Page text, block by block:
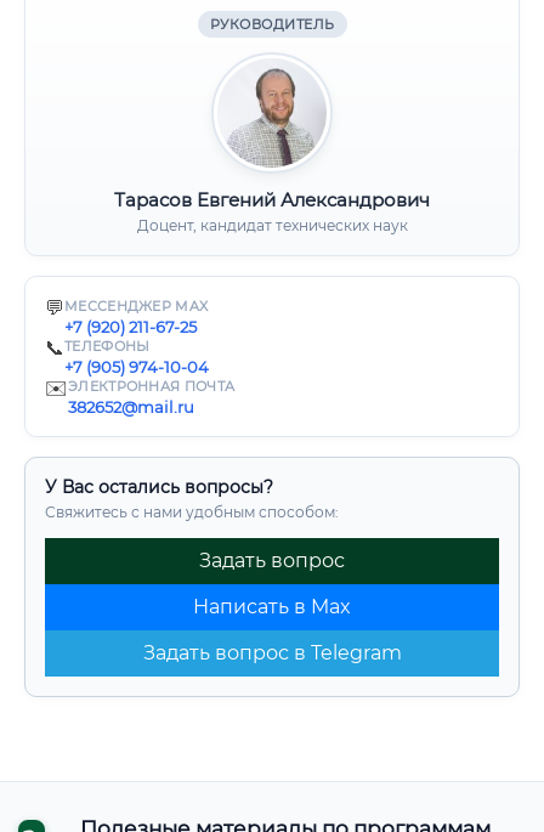
РУКОВОДИТЕЛЬ
Тарасов Евгений Александрович
Доцент, кандидат технических наук
💬 МЕССЕНДЖЕР MAX
+7 (920) 211-67-25
📞ТЕЛЕФОНЫ
+7 (905) 974-10-04
✉️ЭЛЕКТРОННАЯ ПОЧТА
382652@mail.ru
У Вас остались вопросы?
Свяжитесь с нами удобным способом:
Задать вопрос
Написать в Max
Задать вопрос в Telegram